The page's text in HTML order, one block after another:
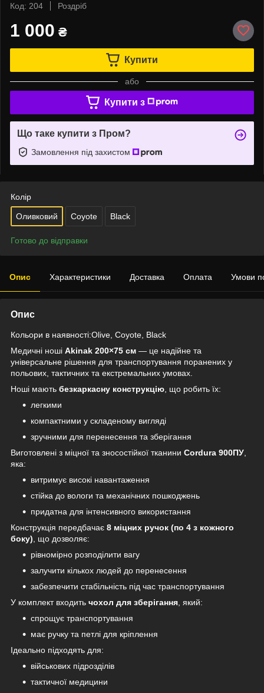
Код: 204
Роздріб
1 000 ₴
Купити
або
Купити з
Що таке купити з Пром?
Замовлення під захистом
Колір
Оливковий Coyote Black
Готово до відправки
Опис Характеристики Доставка Оплата Умови
Опис
Кольори в наявності:Olive, Coyote, Black
Медичні ноші Akinak 200×75 см — це надійне та
універсальне рішення для транспортування поранених у
польових, тактичних та екстремальних умовах.
Ноші мають безкаркасну конструкцію , що робить їх:
легкими
компактними у складеному вигляді
зручними для перенесення та зберігання
Виготовлені з міцної та зносостійкої тканини Cordura 900ПУ
яка:
витримує високі навантаження
стійка до вологи та механічних пошкоджень
придатна для інтенсивного використання
Конструкція передбачає 8 міцних ручок (по 4 з кожного
боку) , що дозволяє:
рівномірно розподілити вагу
залучити кількох людей до перенесення
забезпечити стабільність під час транспортування
У комплект входить чохол для зберігання , який:
спрощує транспортування
має ручку та петлі для кріплення
Ідеально підходять для:
військових підрозділів
тактичної медицини